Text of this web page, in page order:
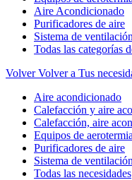
Aire Acondicionado
Purificadores de aire
Sistema de ventilación
Todas las categorías
Volver Volver a Tus
Aire acondicionado
Calefacción y aire
Calefacción, aire
Equipos de
Purificadores de aire
Sistema de ventilación
Todas las necesidades